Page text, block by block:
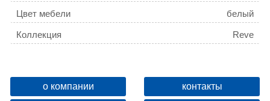
Цвет мебели белый
Коллекция Reve
о компании контакты